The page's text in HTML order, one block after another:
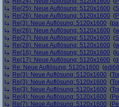
Re(25): Neue Auflösung: 5120x1600 (
Re(26): Neue Auflösung: 5120x1600 (
Re(3): Neue Auflösung: 5120x1600 (
Re(26): Neue Auflösung: 5120x1600 (
Re(27): Neue Auflösung: 5120x1600 (
Re(28): Neue Auflösung: 5120x1600 (
Re(16): Neue Auflösung: 5120x1600 (
Re(17): Neue Auflösung: 5120x1600 (
Re: Neue Auflösung: 5120x1600 (
Re(3): Neue Auflösung: 5120x1600 (
Re(3): Neue Auflösung: 5120x1600 (
Re(3): Neue Auflösung: 5120x1600 (
Re(4): Neue Auflösung: 5120x1600 (
Re(7): Neue Auflösung: 5120x1600 (